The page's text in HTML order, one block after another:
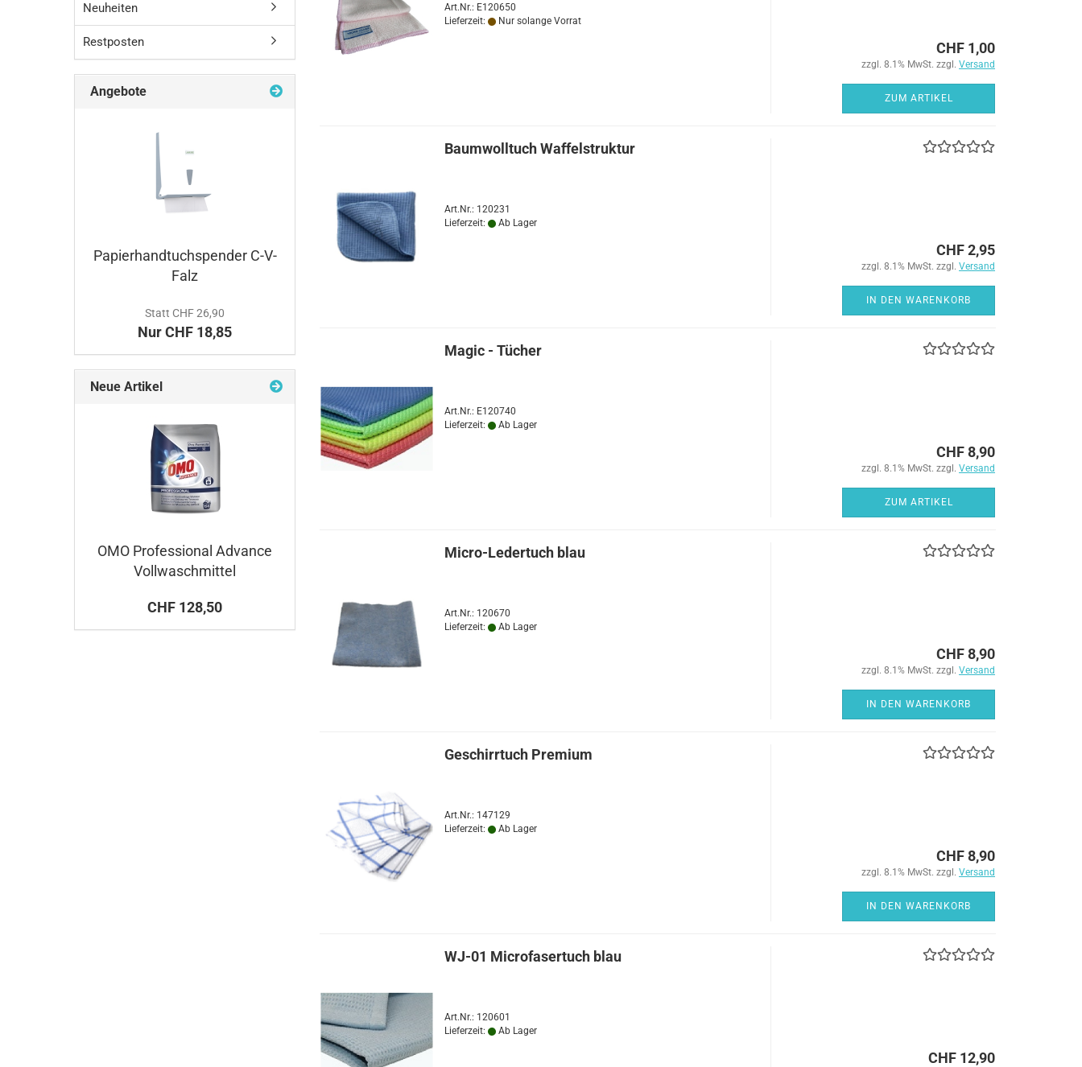
Art.Nr.: E120650
Lieferzeit:
Nur solange Vorrat
CHF 1,00
zzgl. 8.1% MwSt. zzgl. Versand
ZUM ARTIKEL
Baumwolltuch Waffelstruktur
Art.Nr.: 120231
Lieferzeit:
Ab Lager
CHF 2,95
zzgl. 8.1% MwSt. zzgl. Versand
IN DEN WARENKORB
Magic - Tücher
Art.Nr.: E120740
Lieferzeit:
Ab Lager
CHF 8,90
zzgl. 8.1% MwSt. zzgl. Versand
ZUM ARTIKEL
Micro-Ledertuch blau
Art.Nr.: 120670
Lieferzeit:
Ab Lager
CHF 8,90
zzgl. 8.1% MwSt. zzgl. Versand
IN DEN WARENKORB
Geschirrtuch Premium
Art.Nr.: 147129
Lieferzeit:
Ab Lager
CHF 8,90
zzgl. 8.1% MwSt. zzgl. Versand
IN DEN WARENKORB
WJ-01 Microfasertuch blau
Art.Nr.: 120601
Lieferzeit:
Ab Lager
CHF 12,90
Neuheiten
Restposten
Angebote
Papierhandtuchspender C-V-
Falz
Statt CHF 26,90
Nur CHF 18,85
Neue Artikel
OMO Professional Advance
Vollwaschmittel
CHF 128,50